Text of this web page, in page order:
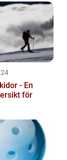
- En
för